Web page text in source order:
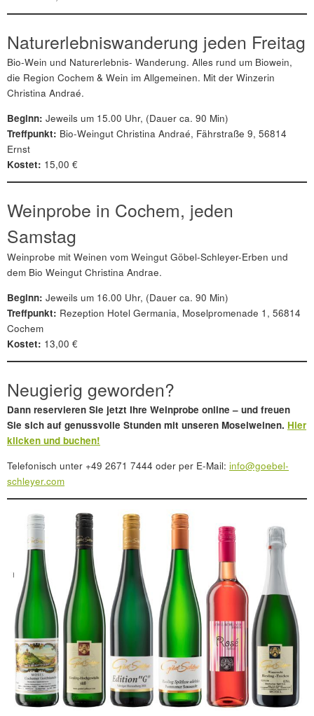
Naturerlebniswanderung jeden Freitag
Bio-Wein und Naturerlebnis- Wanderung. Alles rund um Biowein,
die Region Cochem & Wein im Allgemeinen. Mit der Winzerin
Christina Andraé.
Beginn: Jeweils um 15.00 Uhr, (Dauer ca. 90 Min)
Treffpunkt: Bio-Weingut Christina Andraé, Fährstraße 9, 56814
Ernst
Kostet: 15,00 €
Weinprobe in Cochem, jeden
Samstag
Weinprobe mit Weinen vom Weingut Göbel-Schleyer-Erben und
dem Bio Weingut Christina Andrae.
Beginn: Jeweils um 16.00 Uhr, (Dauer ca. 90 Min)
Treffpunkt: Rezeption Hotel Germania, Moselpromenade 1, 56814
Cochem
Kostet: 13,00 €
Neugierig geworden?
Dann reservieren Sie jetzt Ihre Weinprobe online – und freuen
Sie sich auf genussvolle Stunden mit unseren Moselweinen. Hier
klicken und buchen!
Telefonisch unter +49 2671 7444 oder per E-Mail: info@goebel-
schleyer.com